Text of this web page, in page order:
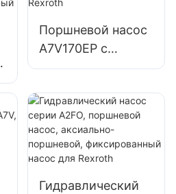
Поршневой насос
A7V170EP с
переменным
для Rexroth
Гидравлический